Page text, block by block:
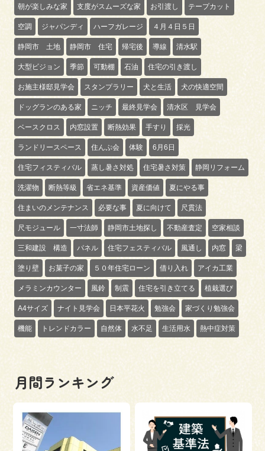
朝が楽しみな家 支度がスムーズな家 お引渡し テープカット
空調 ジャパンディ ハーフガレージ ４月４日５日
静岡市 土地 静岡市 住宅 帰宅後 導線 清水駅
大型ビジョン 季節 可動棚 石油 住宅の引き渡し
お施主様邸見学会 スタンプラリー 犬と生活 犬の快適空間
ドッグランのある家 ニッチ 最終見学会 清水区 見学会
ベースクロス 内窓設置 断熱効果 手すり 採光
ランドリースペース 住んぷ会 体験 6月6日
住宅フィスティバル 蒸し暑さ対処 住宅暑さ対策 静岡リフォーム
洗濯物 断熱等級 省エネ基準 資産価値 夏にやる事
住まいのメンテナンス 必要な事 夏に向けて 尺貫法
尺モジュール 一寸法師 静岡市土地探し 不動産査定 空家相談
三和建設 構造 パネル 住宅フェスティバル 風通し 内窓 梁
塗り壁 お菓子の家 ５０年住宅ローン 借り入れ アイカ工業
メラミンカウンター 風鈴 制震 住宅を引き立てる 植栽選び
A4サイズ ナイト見学会 日本平花火 勉強会 家づくり勉強会
機能 トレンドカラー 自然体 水不足 生活用水 熱中症対策
月間ランキング